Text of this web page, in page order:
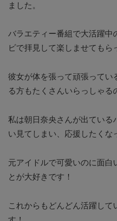
ました。
バラエティー番組で大活躍中
ビで拝見して楽しませてもら
彼女が体を張って頑張ってい
る方もたくさんいらっしゃる
私は朝日奈央さんが出ている
い見てしまい、応援したくな
元アイドルで可愛いのに面白
とが大好きです！
これからもどんどん活躍して